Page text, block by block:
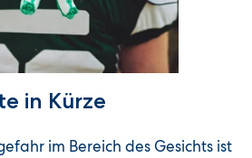
in Kürze
im Bereich des Gesichts ist